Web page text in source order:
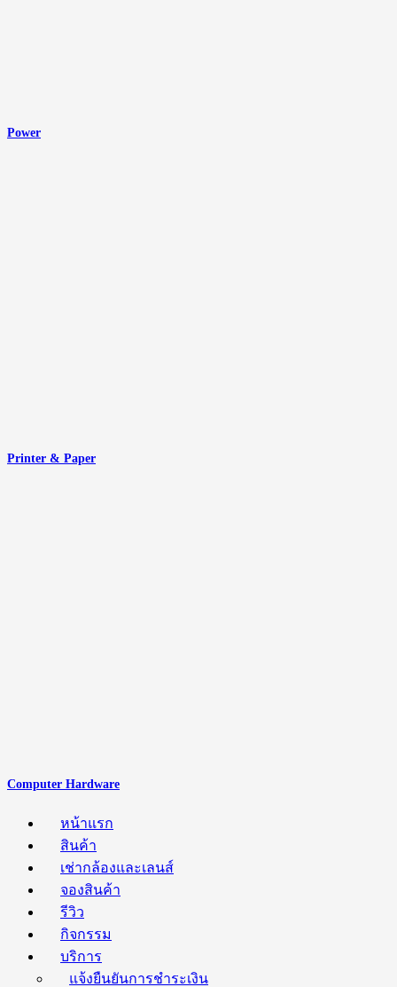
Power
Printer & Paper
Computer Hardware
หน้าแรก
สินค้า
เช่ากล้องและเลนส์
จองสินค้า
รีวิว
กิจกรรม
บริการ
แจ้งยืนยันการชำระเงิน